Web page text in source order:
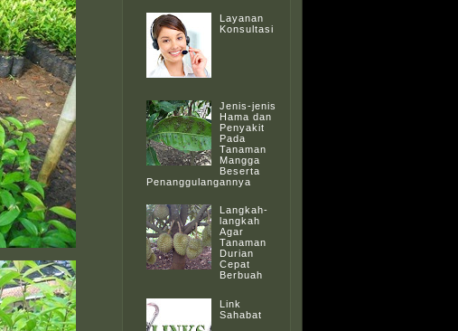
Layanan
Konsultasi
Jenis-jenis
Hama dan
Penyakit
Pada
Tanaman
Mangga
Beserta
Penanggulangannya
Langkah-
langkah
Agar
Tanaman
Durian
Cepat
Berbuah
Link
Sahabat